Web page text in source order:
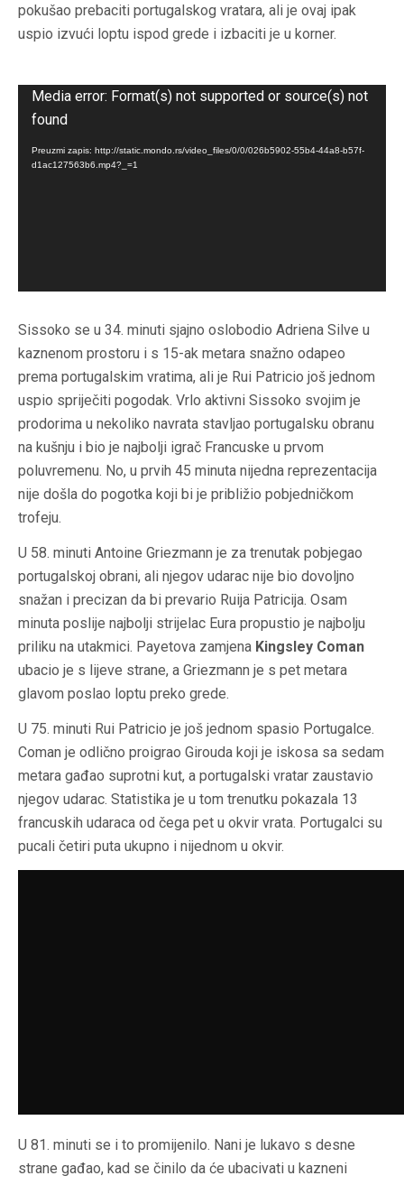
pokušao prebaciti portugalskog vratara, ali je ovaj ipak
uspio izvući loptu ispod grede i izbaciti je u korner.
videozapisa
Media error: Format(s) not supported or source(s) not
found
Preuzmi zapis: http://static.mondo.rs/video_files/0/0/026b5902-55b4-44a8-b57f-
d1ac127563b6.mp4?_=1
Sissoko se u 34. minuti sjajno oslobodio Adriena Silve u
kaznenom prostoru i s 15-ak metara snažno odapeo
prema portugalskim vratima, ali je Rui Patricio još jednom
uspio spriječiti pogodak. Vrlo aktivni Sissoko svojim je
prodorima u nekoliko navrata stavljao portugalsku obranu
na kušnju i bio je najbolji igrač Francuske u prvom
poluvremenu. No, u prvih 45 minuta nijedna reprezentacija
nije došla do pogotka koji bi je približio pobjedničkom
trofeju.
U 58. minuti Antoine Griezmann je za trenutak pobjegao
portugalskoj obrani, ali njegov udarac nije bio dovoljno
snažan i precizan da bi prevario Ruija Patricija. Osam
minuta poslije najbolji strijelac Eura propustio je najbolju
priliku na utakmici. Payetova zamjena Kingsley Coman
ubacio je s lijeve strane, a Griezmann je s pet metara
glavom poslao loptu preko grede.
U 75. minuti Rui Patricio je još jednom spasio Portugalce.
Coman je odlično proigrao Girouda koji je iskosa sa sedam
metara gađao suprotni kut, a portugalski vratar zaustavio
njegov udarac. Statistika je u tom trenutku pokazala 13
francuskih udaraca od čega pet u okvir vrata. Portugalci su
pucali četiri puta ukupno i nijednom u okvir.
U 81. minuti se i to promijenilo. Nani je lukavo s desne
strane gađao, kad se činilo da će ubacivati u kazneni